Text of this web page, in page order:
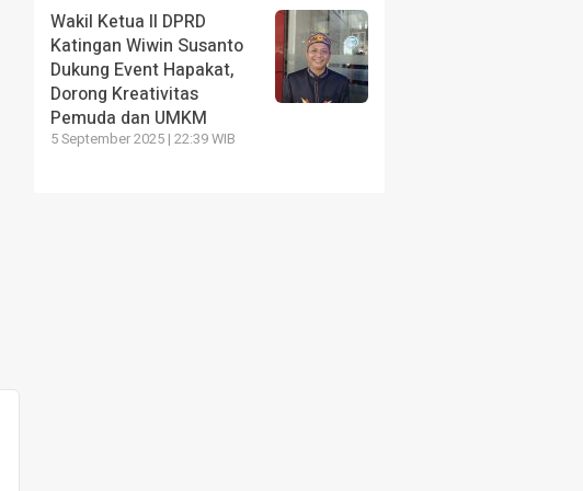
Kebakaran di
TP-PKK Katingan Bagikan
Peralatan Sekolah untuk Siswa SD
2 hari yang lalu
Wakil Ketua II DPRD
Katingan Wiwin Susanto
Dukung Event Hapakat,
Dorong Kreativitas
Pemuda dan UMKM
5 September 2025 | 22:39 WIB